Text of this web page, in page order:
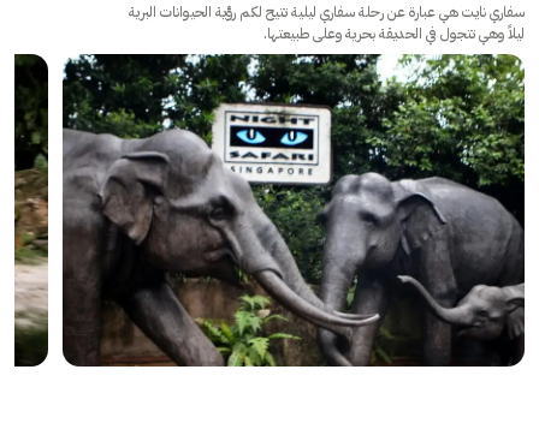
سفاري نايت هي عبارة عن رحلة سفاري ليلية تتيح لكم رؤية الحيوانات البرية
ليلاً وهي تتجول في الحديقة بحرية وعلى طبيعتها.